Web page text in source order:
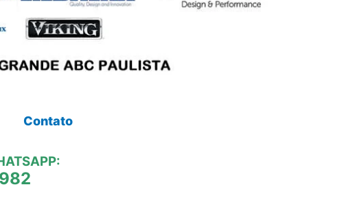
Contato